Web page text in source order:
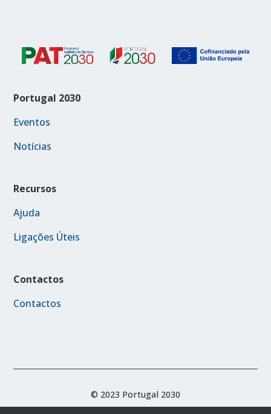
Portugal 2030
Eventos
Notícias
Recursos
Ajuda
Ligações Úteis
Contactos
Contactos
© 2023 Portugal 2030